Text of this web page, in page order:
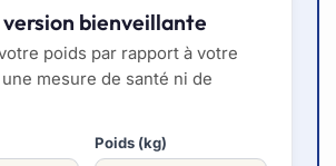
version bienveillante
poids par rapport à votre
mesure de santé ni de
Poids (kg)